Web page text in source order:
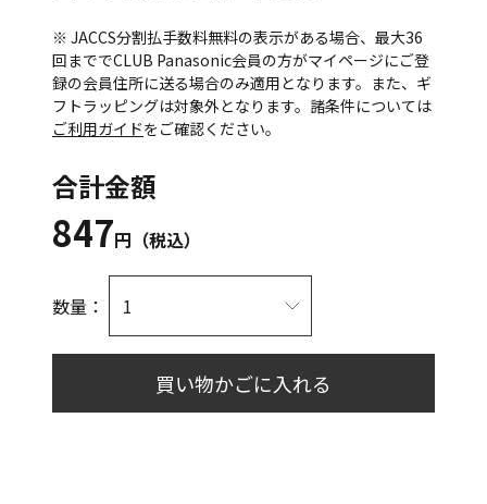
※ JACCS分割払手数料無料の表示がある場合、最大36
回まででCLUB Panasonic会員の方がマイページにご登
録の会員住所に送る場合のみ適用となります。また、ギ
フトラッピングは対象外となります。諸条件については
ご利用ガイドをご確認ください。
合計金額
847円（税込）
数量：
買い物かごに入れる